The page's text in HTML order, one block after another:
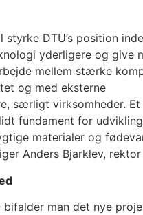
styrke DTU’s position
yderligere og give
mellem stærke
og med eksterne
særligt virksomheder. Et
fundament for
materialer og
Anders Bjarklev,
bifalder man det nye